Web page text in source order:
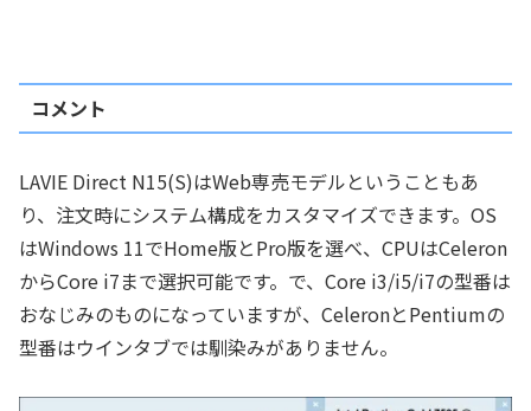
コメント
LAVIE Direct N15(S)はWeb専売モデルということもあ
り、注文時にシステム構成をカスタマイズできます。OS
はWindows 11でHome版とPro版を選べ、CPUはCeleron
からCore i7まで選択可能です。で、Core i3/i5/i7の型番は
おなじみのものになっていますが、CeleronとPentiumの
型番はウインタブでは馴染みがありません。